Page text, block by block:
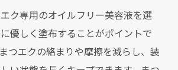
ク専用のオイルフリー美容液を選
優しく塗布することがポイントで
つエクの絡まりや摩擦を減らし、装